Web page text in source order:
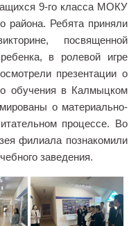
на 2-ое
9-го класса МОКУ
района. Ребята приняли
посвященной
в ролевой игре
презентации о
обучения в Калмыцком
о материально-
процессе. Во
филиала познакомили
заведения.